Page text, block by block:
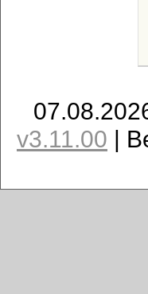
v3.11.00 |